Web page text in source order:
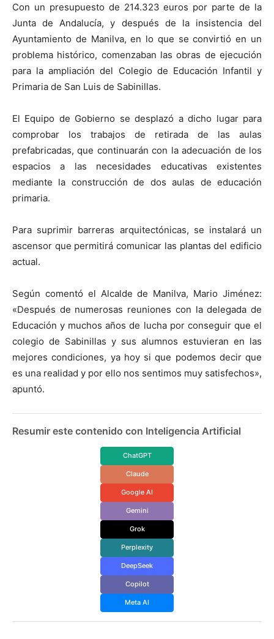
Con un presupuesto de 214.323 euros por parte de la
Junta de Andalucía, y después de la insistencia del
Ayuntamiento de Manilva, en lo que se convirtió en un
problema histórico, comenzaban las obras de ejecución
para la ampliación del Colegio de Educación Infantil y
Primaria de San Luis de Sabinillas.
El Equipo de Gobierno se desplazó a dicho lugar para
comprobar los trabajos de retirada de las aulas
prefabricadas, que continuarán con la adecuación de los
espacios a las necesidades educativas existentes
mediante la construcción de dos aulas de educación
primaria.
Para suprimir barreras arquitectónicas, se instalará un
ascensor que permitirá comunicar las plantas del edificio
actual.
Según comentó el Alcalde de Manilva, Mario Jiménez:
«Después de numerosas reuniones con la delegada de
Educación y muchos años de lucha por conseguir que el
colegio de Sabinillas y sus alumnos estuvieran en las
mejores condiciones, ya hoy si que podemos decir que
es una realidad y por ello nos sentimos muy satisfechos»,
apuntó.
Resumir este contenido con Inteligencia Artificial
ChatGPT
Claude
Google AI
Gemini
Grok
Perplexity
DeepSeek
Copilot
Meta AI